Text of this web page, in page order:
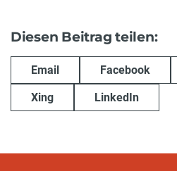
Diesen Beitrag teilen:
Email Facebook
Xing LinkedIn